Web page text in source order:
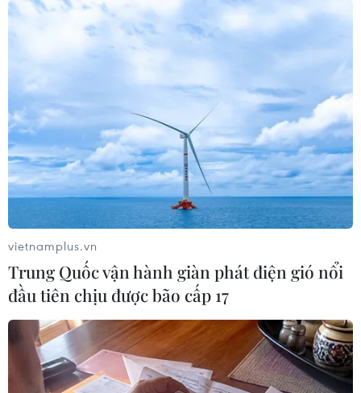
vietnamplus.vn
Trung Quốc vận hành giàn phát điện gió nổi
đầu tiên chịu được bão cấp 17